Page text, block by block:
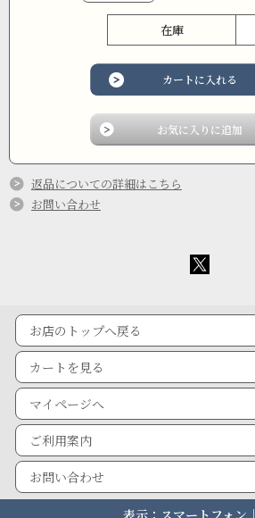
在庫
返品についての詳細はこちら
お問い合わせ
お店のトップへ戻る
カートを見る
マイページへ
ご利用案内
お問い合わせ
表示：スマートフォン｜